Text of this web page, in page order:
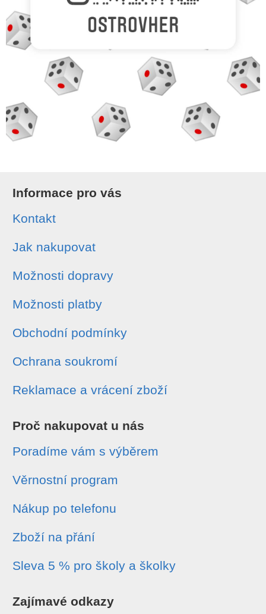
Informace pro vás
Kontakt
Jak nakupovat
Možnosti dopravy
Možnosti platby
Obchodní podmínky
Ochrana soukromí
Reklamace a vrácení zboží
Proč nakupovat u nás
Poradíme vám s výběrem
Věrnostní program
Nákup po telefonu
Zboží na přání
Sleva 5 % pro školy a školky
Zajímavé odkazy